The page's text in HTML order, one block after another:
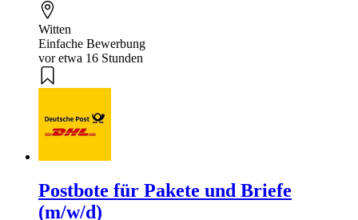
Witten
Einfache Bewerbung
vor etwa 16 Stunden
Postbote für Pakete und Briefe
(m/w/d)